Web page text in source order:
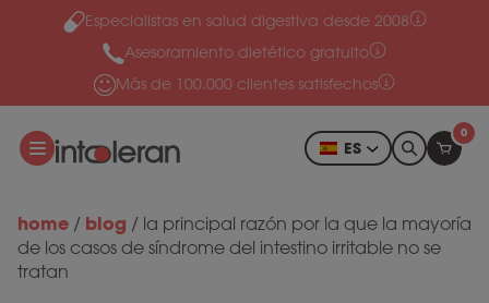
Ir al contenido
Especialistas en salud digestiva desde 2008
Asesoramiento dietético gratuito
Más de 100.000 clientes satisfechos
ES
0
home / blog / la principal razón por la que la mayoría
de los casos de síndrome del intestino irritable no se
tratan